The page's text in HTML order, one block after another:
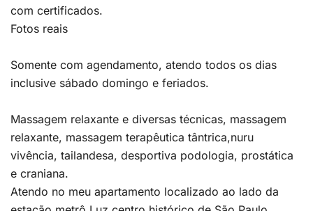
com certificados.
Fotos reais
Somente com agendamento, atendo todos os dias
inclusive sábado domingo e feriados.
Massagem relaxante e diversas técnicas, massagem
relaxante, massagem terapêutica tântrica,nuru
vivência, tailandesa, desportiva podologia, prostática
e craniana.
Atendo no meu apartamento localizado ao lado da